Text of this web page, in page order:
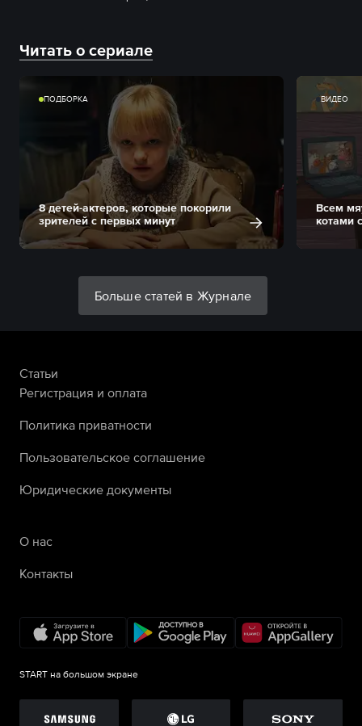
Читать о сериале
ПОДБОРКА
8 детей-актеров, которые покорили
зрителей с первых минут
ВИДЕО
Всем
котами
Больше статей в Журнале
Статьи
Регистрация и оплата
Политика приватности
Пользовательское соглашение
Юридические документы
О нас
Контакты
START на большом экране